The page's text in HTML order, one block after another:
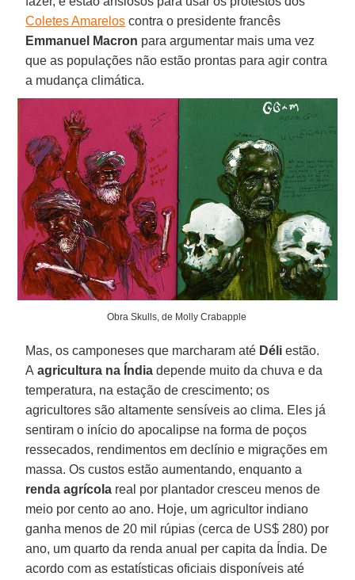
Coletes Amarelos contra o presidente francês
Emmanuel Macron para argumentar mais uma vez
que as populações não estão prontas para agir contra
a mudança climática.
Obra Skulls, de Molly Crabapple
Mas, os camponeses que marcharam até Déli estão.
A agricultura na Índia depende muito da chuva e da
temperatura, na estação de crescimento; os
agricultores são altamente sensíveis ao clima. Eles já
sentiram o início do apocalipse na forma de poços
ressecados, rendimentos em declínio e migrações em
massa. Os custos estão aumentando, enquanto a
renda agrícola real por plantador cresceu menos de
meio por cento ao ano. Hoje, um agricultor indiano
ganha menos de 20 mil rúpias (cerca de US$ 280) por
ano, um quarto da renda anual per capita da Índia. De
acordo com as estatísticas oficiais disponíveis até